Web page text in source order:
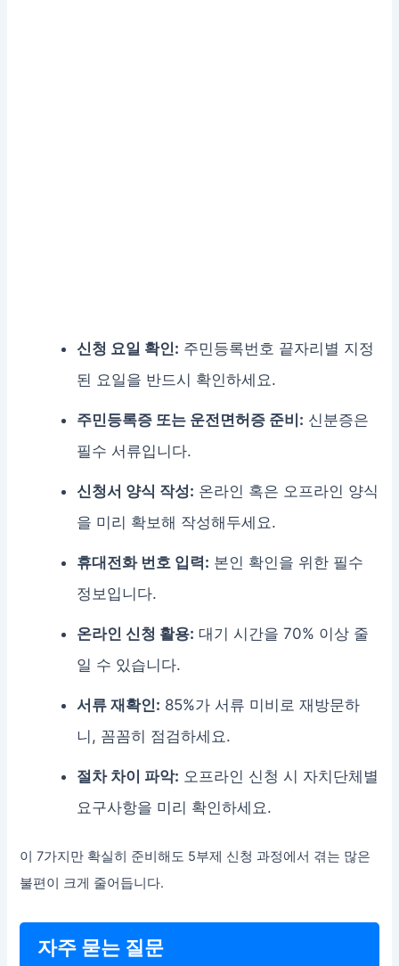
신청 요일 확인: 주민등록번호 끝자리별 지정
된 요일을 반드시 확인하세요.
주민등록증 또는 운전면허증 준비: 신분증은
필수 서류입니다.
신청서 양식 작성: 온라인 혹은 오프라인 양식
을 미리 확보해 작성해두세요.
휴대전화 번호 입력: 본인 확인을 위한 필수
정보입니다.
온라인 신청 활용: 대기 시간을 70% 이상 줄
일 수 있습니다.
서류 재확인: 85%가 서류 미비로 재방문하
니, 꼼꼼히 점검하세요.
절차 차이 파악: 오프라인 신청 시 자치단체별
요구사항을 미리 확인하세요.
이 7가지만 확실히 준비해도 5부제 신청 과정에서 겪는 많은
불편이 크게 줄어듭니다.
자주 묻는 질문